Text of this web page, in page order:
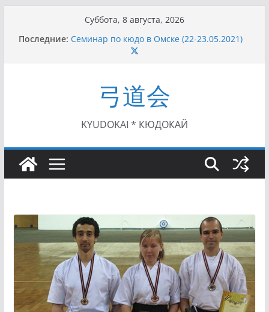
содержимому
Суббота, 8 августа, 2026
Последние: Семинар по кюдо в Омске (22-23.05.2021)
Чемпионат Росcии, Дёмино (2-5.09.2021)
II Кубок Посла Японии в России по Кюдо,
Орёл (25.07.2021)
I этап Кубка Московской области по Кюдо /
Сейдокан II (27.06.2021)
弓道会
KYUDOKAI * КЮДОКАЙ